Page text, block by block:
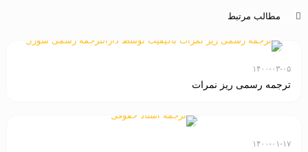
مطالب مرتبط
۱۴۰۰-۰۳-۰۵
ترجمه رسمی ریز نمرات
۱۴۰۰-۰۱-۱۷